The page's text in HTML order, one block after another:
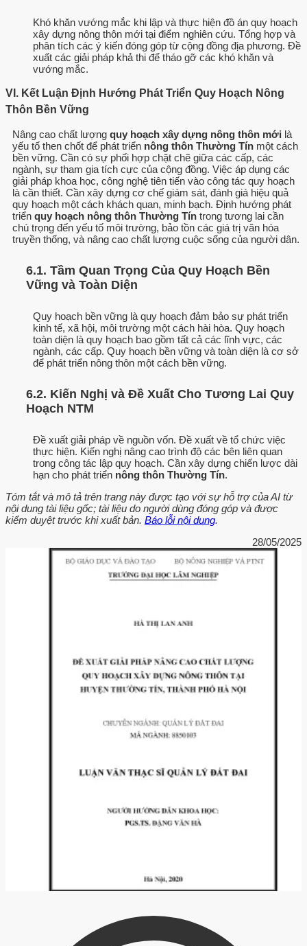
Khó khăn vướng mắc khi lập và thực hiện đồ án quy hoạch
xây dựng nông thôn mới tại điểm nghiên cứu. Tổng hợp và
phân tích các ý kiến đóng góp từ cộng đồng địa phương. Đề
xuất các giải pháp khả thi để tháo gỡ các khó khăn và
vướng mắc.
VI. Kết Luận Định Hướng Phát Triển Quy Hoạch Nông
Thôn Bền Vững
Nâng cao chất lượng quy hoạch xây dựng nông thôn mới là
yếu tố then chốt để phát triển nông thôn Thường Tín một cách
bền vững. Cần có sự phối hợp chặt chẽ giữa các cấp, các
ngành, sự tham gia tích cực của cộng đồng. Việc áp dụng các
giải pháp khoa học, công nghệ tiên tiến vào công tác quy hoạch
là cần thiết. Cần xây dựng cơ chế giám sát, đánh giá hiệu quả
quy hoạch một cách khách quan, minh bạch. Định hướng phát
triển quy hoạch nông thôn Thường Tín trong tương lai cần
chú trọng đến yếu tố môi trường, bảo tồn các giá trị văn hóa
truyền thống, và nâng cao chất lượng cuộc sống của người dân.
6.1. Tầm Quan Trọng Của Quy Hoạch Bền
Vững và Toàn Diện
Quy hoạch bền vững là quy hoạch đảm bảo sự phát triển
kinh tế, xã hội, môi trường một cách hài hòa. Quy hoạch
toàn diện là quy hoạch bao gồm tất cả các lĩnh vực, các
ngành, các cấp. Quy hoạch bền vững và toàn diện là cơ sở
để phát triển nông thôn một cách bền vững.
6.2. Kiến Nghị và Đề Xuất Cho Tương Lai Quy
Hoạch NTM
Đề xuất giải pháp về nguồn vốn. Đề xuất về tổ chức việc
thực hiện. Kiến nghị nâng cao trình độ các bên liên quan
trong công tác lập quy hoạch. Cần xây dựng chiến lược dài
hạn cho phát triển nông thôn Thường Tín.
Tóm tắt và mô tả trên trang này được tạo với sự hỗ trợ của AI từ
nội dung tài liệu gốc; tài liệu do người dùng đóng góp và được
kiểm duyệt trước khi xuất bản. Báo lỗi nội dung.
28/05/2025